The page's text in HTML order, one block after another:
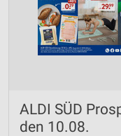
ALDI SÜD
den 10.08.